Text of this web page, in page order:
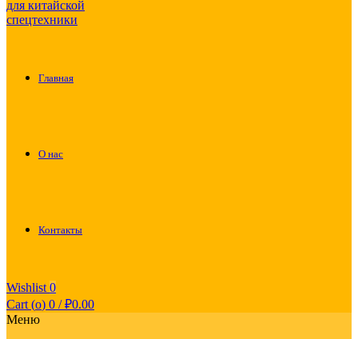
Главная
О нас
Контакты
Wishlist 0
Cart (o) 0 / ₽0.00
Меню